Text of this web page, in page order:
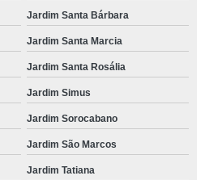
Jardim Santa Bárbara
Jardim Santa Marcia
Jardim Santa Rosália
Jardim Simus
Jardim Sorocabano
Jardim São Marcos
Jardim Tatiana